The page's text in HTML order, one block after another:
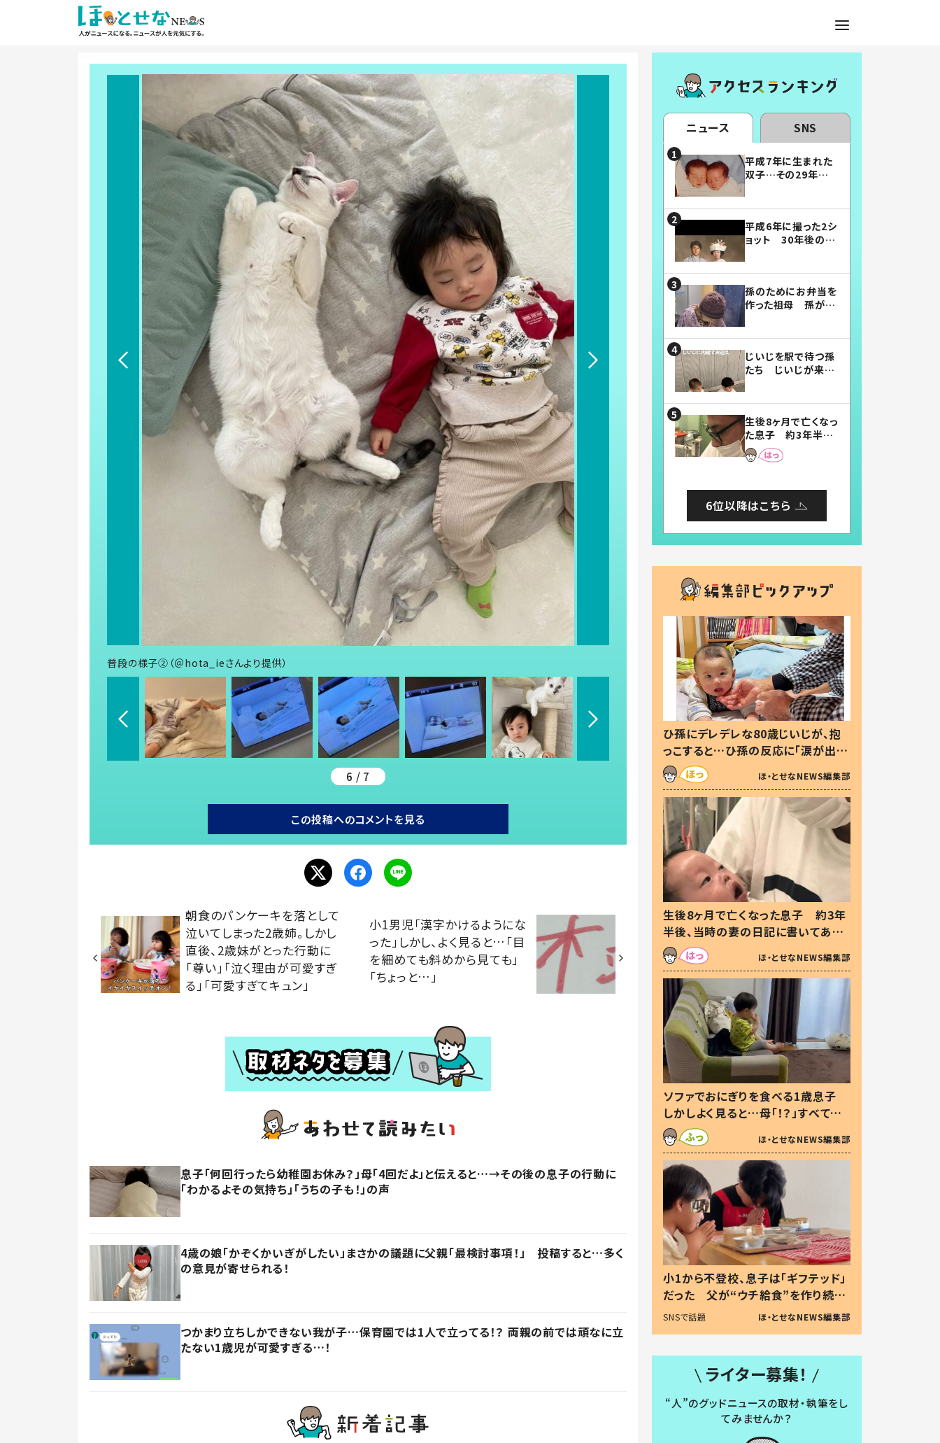
普段の様子②（＠hota_ieさんより提供）
6 / 7
この投稿へのコメントを見る
朝食のパンケーキを落として
泣いてしまった2歳姉。しかし
直後、2歳妹がとった行動に
「尊い」「泣く理由が可愛すぎ
る」「可愛すぎてキュン」
小1男児「漢字かけるようにな
った」しかし、よく見ると…「目
を細めても斜めから見ても」
「ちょっと…」
息子「何回行ったら幼稚園お休み？」母「4回だよ」と伝えると…→その後の息子の行動に
「わかるよその気持ち」「うちの子も！」の声
4歳の娘「かぞくかいぎがしたい」まさかの議題に父親「最検討事項！」 投稿すると…多く
の意見が寄せられる！
つかまり立ちしかできない我が子…保育園では1人で立ってる！？ 両親の前では頑なに立
たない1歳児が可愛すぎる…！
ニュース SNS
平成7年に生まれた
双子…その29年後
平成6年に撮った2シ
ョット 30年後の姿
孫のためにお弁当を
作った祖母 孫が絶
じいじを駅で待つ孫
たち じいじが来た
まらない」「幸せにな
れる」
生後8ヶ月で亡くなっ
た息子 約3年半
後、当時の妻の日記
に書いてあった本音
6位以降はこちら
ひ孫にデレデレな80歳じいじが、抱
っこすると…ひ孫の反応に「涙が出ま
した」「可愛くて仕方ない」
ほ・とせなNEWS編集部
生後8ヶ月で亡くなった息子 約3年
半後、当時の妻の日記に書いてあっ
た本音とは
ほ・とせなNEWS編集部
ソファでおにぎりを食べる1歳息子
しかしよく見ると…母「！？」すべてを
察した母の投稿に「可愛いから許
す！」「現行犯〜」
ほ・とせなNEWS編集部
小1から不登校、息子は「ギフテッド」
だった 父が“ウチ給食”を作り続け
る理由とは #令和の親 #令和の子
SNSで話題 ほ・とせなNEWS編集部
ライター募集！
“人”のグッドニュースの取材・執筆をし
てみませんか？